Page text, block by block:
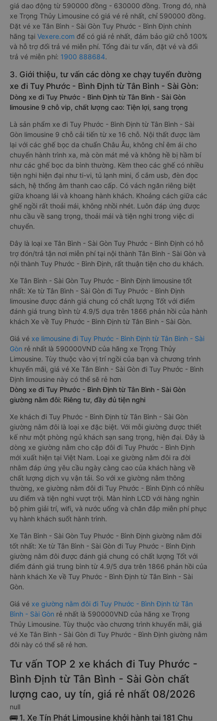
giá dao động từ 590000 đồng - 630000 đồng. Trong đó, nhà
xe Trọng Thủy Limousine có giá vé rẻ nhất, chỉ 590000 đồng.
Đặt vé xe Tân Bình - Sài Gòn Tuy Phước - Bình Định chính
hãng tại Vexere.com để có giá rẻ nhất, đảm bảo giữ chỗ 100%
và hỗ trợ đổi trả vé miễn phí. Tổng đài tư vấn, đặt vé và đổi
trả vé miễn phí: 1900 888684.
3. Giới thiệu, tư vấn các dòng xe chạy tuyến đường
xe đi Tuy Phước - Bình Định từ Tân Bình - Sài Gòn:
Dòng xe đi Tuy Phước - Bình Định từ Tân Bình - Sài Gòn
limousine 9 chỗ vip, chất lượng cao: Tiện lợi, sang trọng
Là sản phẩm xe đi Tuy Phước - Bình Định từ Tân Bình - Sài
Gòn limousine 9 chỗ cải tiến từ xe 16 chỗ. Nội thất được làm
lại với các ghế bọc da chuẩn Châu Âu, không chỉ êm ái cho
chuyến hành trình xa, mà còn mát mẻ và không hề bị hầm bí
như các ghế bọc da bình thường. Kèm theo các ghế có nhiều
tiện nghi hiện đại như ti-vi, tủ lạnh mini, ổ cắm usb, đèn đọc
sách, hệ thống âm thanh cao cấp. Có vách ngăn riêng biệt
giữa khoang lái và khoang hành khách. Khoảng cách giữa các
ghế ngồi rất thoải mái, không nhồi nhét. Luôn đáp ứng được
nhu cầu về sang trọng, thoải mái và tiện nghi trong việc di
chuyển.
Đây là loại xe Tân Bình - Sài Gòn Tuy Phước - Bình Định có hỗ
trợ đón/trả tận nơi miễn phí tại nội thành Tân Bình - Sài Gòn và
nội thành Tuy Phước - Bình Định, rất thuận tiện cho du khách.
Xe Tân Bình - Sài Gòn Tuy Phước - Bình Định limousine tốt
nhất: Xe từ Tân Bình - Sài Gòn đi Tuy Phước - Bình Định
limousine được đánh giá chung có chất lượng Tốt với điểm
đánh giá trung bình từ 4.9/5 dựa trên 1866 phản hồi của hành
khách Xe về Tuy Phước - Bình Định từ Tân Bình - Sài Gòn.
Giá vé xe limousine đi Tuy Phước - Bình Định từ Tân Bình - Sài
Gòn rẻ nhất là 590000VND của hãng xe Trọng Thủy
Limousine. Tùy thuộc vào vị trí ngồi của bạn và chương trình
khuyến mãi, giá vé Xe Tân Bình - Sài Gòn đi Tuy Phước - Bình
Định limousine này có thể sẽ rẻ hơn
Dòng xe đi Tuy Phước - Bình Định từ Tân Bình - Sài Gòn
giường nằm đôi: Riêng tư, đầy đủ tiện nghi
Xe khách đi Tuy Phước - Bình Định từ Tân Bình - Sài Gòn
giường nằm đôi là loại xe đặc biệt. Với mỗi giường được thiết
kế như một phòng ngủ khách sạn sang trọng, hiện đại. Đây là
dòng xe giường nằm cho cặp đôi đi Tuy Phước - Bình Định
mới xuất hiện tại Việt Nam. Loại xe giường nằm đôi ra đời
nhằm đáp ứng yêu cầu ngày càng cao của khách hàng về
chất lượng dịch vụ vận tải. So với xe giường nằm thông
thường, xe giường nằm đôi đi Tuy Phước - Bình Định có nhiều
ưu điểm và tiện nghi vượt trội. Màn hình LCD với hàng nghìn
bộ phim giải trí, wifi, và nước uống và chăn đắp miễn phí phục
vụ hành khách suốt hành trình.
Xe Tân Bình - Sài Gòn Tuy Phước - Bình Định giường nằm đôi
tốt nhất: Xe từ Tân Bình - Sài Gòn đi Tuy Phước - Bình Định
giường nằm đôi được đánh giá chung có chất lượng Tốt với
điểm đánh giá trung bình từ 4.9/5 dựa trên 1866 phản hồi của
hành khách Xe về Tuy Phước - Bình Định từ Tân Bình - Sài
Gòn.
Giá vé xe giường nằm đôi đi Tuy Phước - Bình Định từ Tân
Bình - Sài Gòn rẻ nhất là 590000VND của hãng xe Trọng
Thủy Limousine. Tùy thuộc vào chương trình khuyến mãi, giá
vé Xe Tân Bình - Sài Gòn đi Tuy Phước - Bình Định giường nằm
đôi này có thể sẽ rẻ hơn.
Tư vấn TOP 2 xe khách đi Tuy Phước -
Bình Định từ Tân Bình - Sài Gòn chất
lượng cao, uy tín, giá rẻ nhất 08/2026
null
🚌 1. Xe Tín Phát Limousine khởi hành tại 181 Chu